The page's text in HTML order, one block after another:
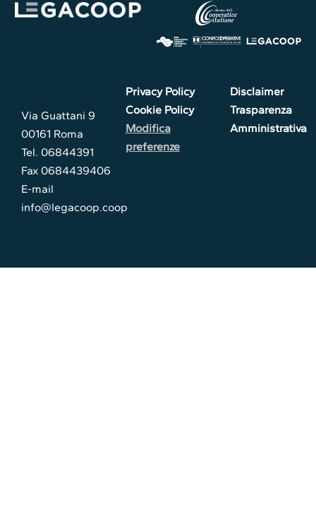
Via Guattani 9
00161 Roma
Tel. 06844391
Fax 0684439406
E-mail
info@legacoop.coop
Privacy Policy
Cookie Policy
Modifica
preferenze
Disclaimer
Trasparenza
Amministrativa